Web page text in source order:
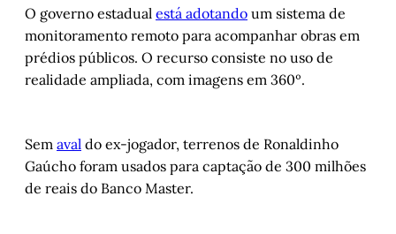
O governo estadual está adotando um sistema de
monitoramento remoto para acompanhar obras em
prédios públicos. O recurso consiste no uso de
realidade ampliada, com imagens em 360º.
Sem aval do ex-jogador, terrenos de Ronaldinho
Gaúcho foram usados para captação de 300 milhões
de reais do Banco Master.